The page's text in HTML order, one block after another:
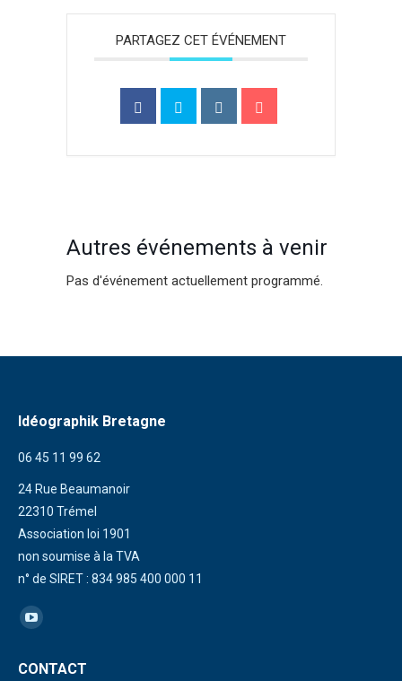
PARTAGEZ CET ÉVÉNEMENT
Autres événements à venir
Pas d'événement actuellement programmé.
Idéographik Bretagne
06 45 11 99 62
24 Rue Beaumanoir
22310 Trémel
Association loi 1901
non soumise à la TVA
n° de SIRET : 834 985 400 000 11
Trouvez nous sur :
La
YouTube
CONTACT